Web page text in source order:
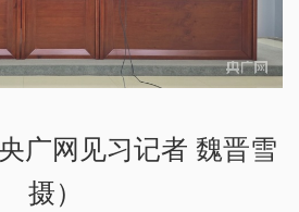
广网见习记者 魏晋雪
摄）